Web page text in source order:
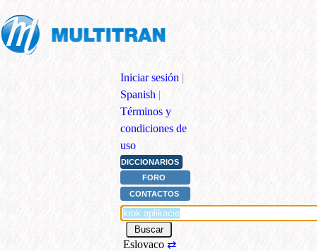
Iniciar sesión |
Spanish |
Términos y
condiciones de
uso
DICCIONARIOS
FORO
CONTACTOS
Eslovaco ⇄